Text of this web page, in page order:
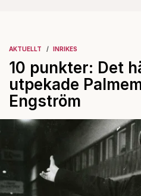
AKTUELLT INRIKES
10 punkter: Det
utpekade
Engström